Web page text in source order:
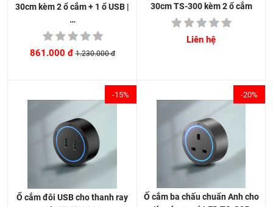
30cm kèm 2 ổ cắm + 1 ổ USB |
…
861.000 đ 1.230.000 đ
30cm TS-300 kèm 2 ổ cắm
Liên hệ
-15%
Ổ cắm đôi USB cho thanh ray
-20%
Ố cắm ba chấu chuẩn Anh cho